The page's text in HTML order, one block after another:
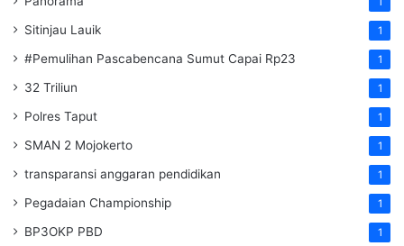
Sitinjau Lauik 1
#Pemulihan Pascabencana Sumut Capai Rp23 1
32 Triliun 1
Polres Taput 1
SMAN 2 Mojokerto 1
transparansi anggaran pendidikan 1
Pegadaian Championship 1
BP3OKP PBD 1